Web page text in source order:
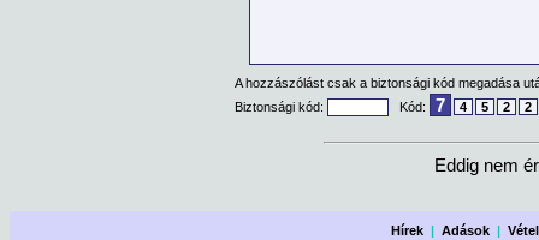
A hozzászólást csak a biztonsági kód megadása
Biztonsági kód:
Kód: 7 4 5 2 2
Eddig nem
Hírek |Adások |